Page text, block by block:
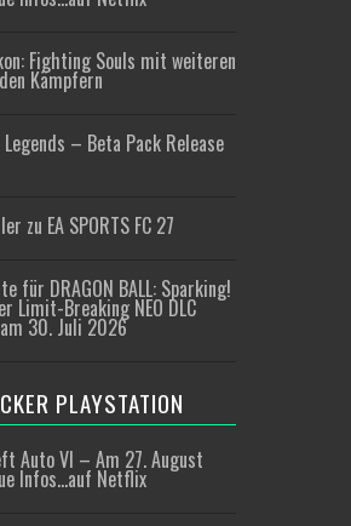
Fighting Souls mit weiteren
Kämpfern
Legends – Beta Pack Release
zu EA SPORTS FC 27
für DRAGON BALL: Sparking!
Limit-Breaking NEO DLC
30. Juli 2026
PLAYSTATION
Auto VI – Am 27. August
Infos…auf Netflix